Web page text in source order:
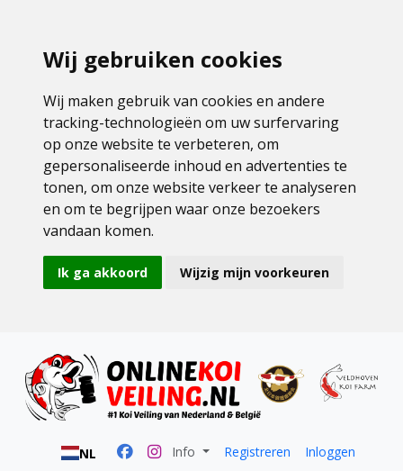
Wij gebruiken cookies
Wij maken gebruik van cookies en andere
tracking-technologieën om uw surfervaring
op onze website te verbeteren, om
gepersonaliseerde inhoud en advertenties te
tonen, om onze website verkeer te analyseren
en om te begrijpen waar onze bezoekers
vandaan komen.
Ik ga akkoord Wijzig mijn voorkeuren
NL Info Registreren Inloggen